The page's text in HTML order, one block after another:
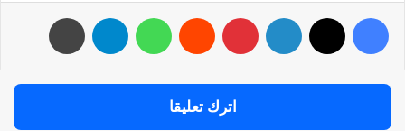
فيسبوك لينكدإن بينتيريست واتساب تيلقرام
اترك تعليقا